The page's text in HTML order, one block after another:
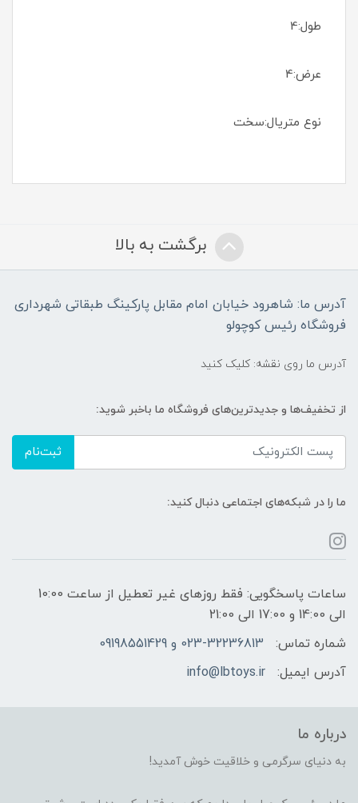
طول:4
عرض:4
نوع متریال:سخت
برگشت به بالا
آدرس ما: شاهرود خیابان امام مقابل پارکینگ طبقاتی شهرداری
فروشگاه رئیس کوچولو
آدرس ما روی نقشه: کلیک کنید
از تخفیف‌ها و جدیدترین‌های فروشگاه ما باخبر شوید:
ثبت‌نام
ما را در شبکه‌های اجتماعی دنبال کنید:
ساعات پاسخگویی: فقط روزهای غیر تعطیل از ساعت 10:00
الی 14:00 و 17:00 الی 21:00
شماره تماس:
023-32236813 و 09198551429
آدرس ایمیل:
info@lbtoys.ir
درباره ما
به دنیای سرگرمی و خلاقیت خوش آمدید!